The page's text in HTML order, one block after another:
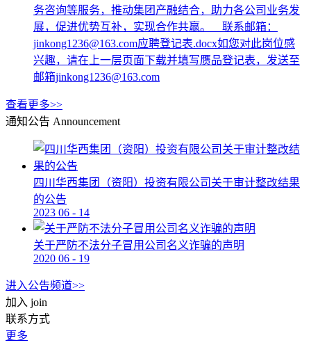
务咨询等服务，推动集团产融结合，助力各公司业务发
展，促进优势互补，实现合作共赢。 联系邮箱：
jinkong1236@163.com应聘登记表.docx如您对此岗位感
兴趣，请在上一层页面下载并填写赝品登记表，发送至
邮箱jinkong1236@163.com
查看更多>>
通知公告 Announcement
四川华西集团（资阳）投资有限公司关于审计整改结果
的公告
2023 06 - 14
关于严防不法分子冒用公司名义诈骗的声明
2020 06 - 19
进入公告频道>>
加入 join
联系方式
更多